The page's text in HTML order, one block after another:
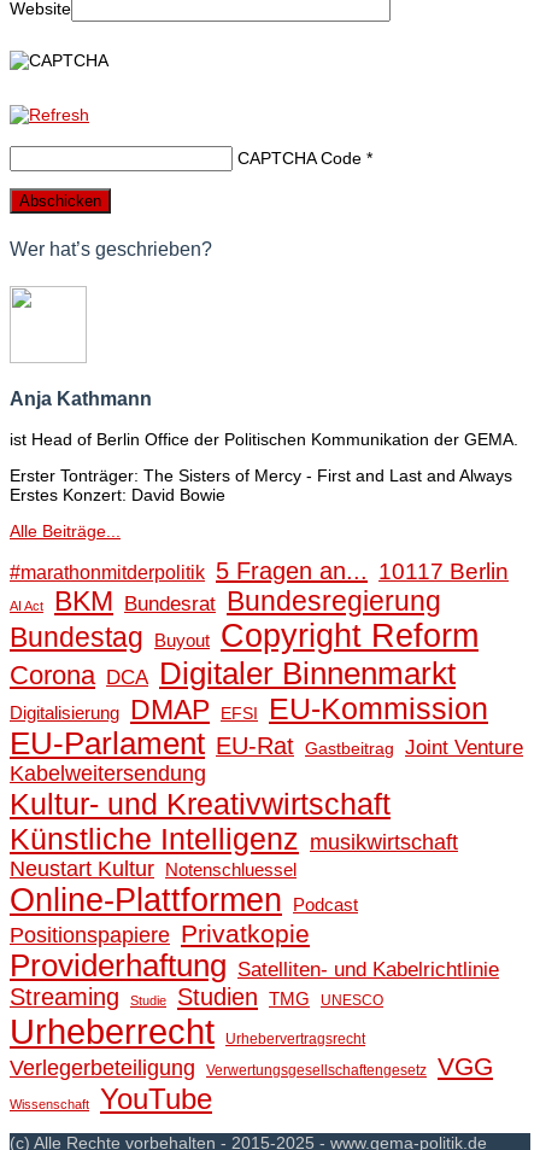
Website
CAPTCHA Code *
Wer hat’s geschrieben?
Anja Kathmann
ist Head of Berlin Office der Politischen Kommunikation der GEMA.
Erster Tonträger: The Sisters of Mercy - First and Last and Always
Erstes Konzert: David Bowie
Alle Beiträge...
#marathonmitderpolitik 5 Fragen an... 10117 Berlin
AI Act BKM Bundesrat Bundesregierung
Bundestag
Buyout Copyright Reform
Corona DCA Digitaler Binnenmarkt
Digitalisierung DMAP EFSI EU-Kommission
EU-Parlament EU-Rat Gastbeitrag Joint Venture
Kabelweitersendung
Kultur- und Kreativwirtschaft
Künstliche Intelligenz musikwirtschaft
Neustart Kultur Notenschluessel
Online-Plattformen Podcast
Positionspapiere Privatkopie
Providerhaftung Satelliten- und Kabelrichtlinie
Streaming Studie Studien TMG UNESCO
Urheberrecht Urhebervertragsrecht
Verlegerbeteiligung Verwertungsgesellschaftengesetz VGG
Wissenschaft YouTube
(c) Alle Rechte vorbehalten - 2015-2025 - www.gema-politik.de